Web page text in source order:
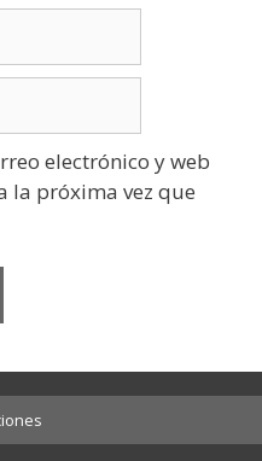
electrónico y web
la próxima vez que